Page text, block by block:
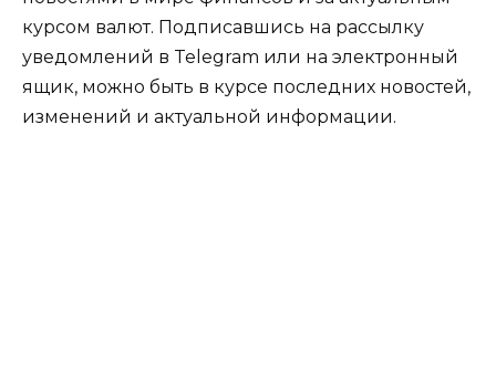
курсом валют. Подписавшись на рассылку
уведомлений в Telegram или на электронный
ящик, можно быть в курсе последних новостей,
изменений и актуальной информации.